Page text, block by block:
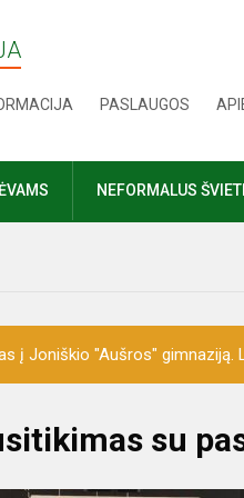
PASLAUGOS
NEFORMALUS
į Joniškio "Aušros" gimnaziją.
su